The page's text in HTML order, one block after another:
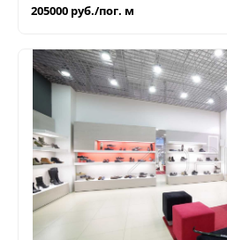
205000 руб./пог. м